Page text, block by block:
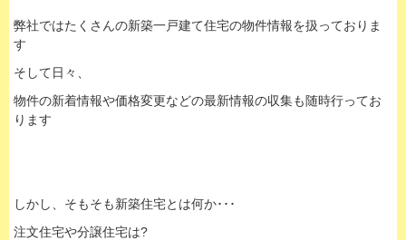
弊社ではたくさんの新築一戸建て住宅の物件情報を扱っておりま
す
そして日々、
物件の新着情報や価格変更などの最新情報の収集も随時行ってお
ります
しかし、そもそも新築住宅とは何か･･･
注文住宅や分譲住宅は?